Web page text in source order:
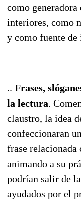
como
interiores, como
y como fuente
.. Frases,
la lectura.
claustro, la idea
confeccionaran
frase relacionada
animando a su
podrían salir de
ayudados por el